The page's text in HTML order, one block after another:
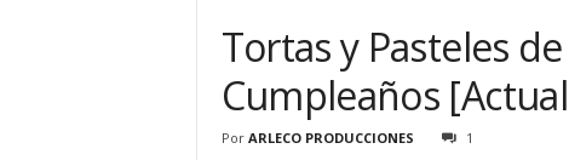
Tortas y Pasteles
Cumpleaños
Por ARLECO PRODUCCIONES 1